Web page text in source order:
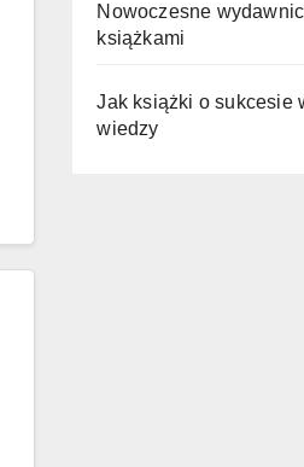
Nowoczesne
książkami
Jak książki o sukcesie
wiedzy